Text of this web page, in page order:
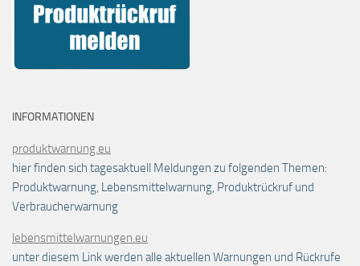
INFORMATIONEN
produktwarnung.eu
hier finden sich tagesaktuell Meldungen zu folgenden Themen:
Produktwarnung, Lebensmittelwarnung, Produktrückruf und
Verbraucherwarnung
lebensmittelwarnungen.eu
unter diesem Link werden alle aktuellen Warnungen und Rückrufe